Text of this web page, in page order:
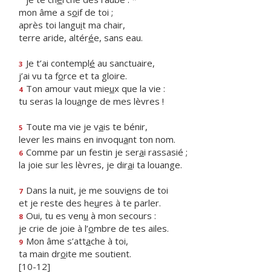
mon âme a soif de toi ;
après toi languit ma chair,
terre aride, altérée, sans eau.
3 Je t’ai contemplé au sanctuaire,
j’ai vu ta force et ta gloire.
4 Ton amour vaut mieux que la vie :
tu seras la louange de mes lèvres !
5 Toute ma vie je vais te bénir,
lever les mains en invoquant ton nom.
6 Comme par un festin je serai rassasié ;
la joie sur les lèvres, je dirai ta louange.
7 Dans la nuit, je me souviens de toi
et je reste des heures à te parler.
8 Oui, tu es venu à mon secours :
je crie de joie à l’ombre de tes ailes.
9 Mon âme s’attache à toi,
ta main droite me soutient.
[10-12]